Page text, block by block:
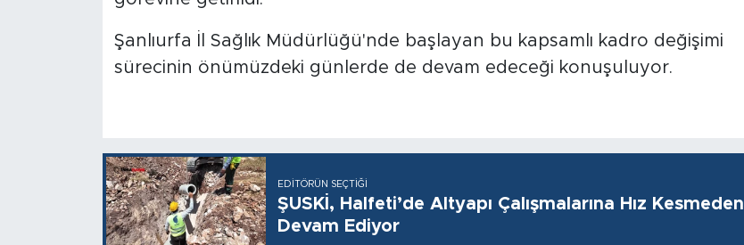
Şanlıurfa İl Sağlık Müdürlüğü'nde başlayan bu kapsamlı kadro değişimi
sürecinin önümüzdeki günlerde de devam edeceği konuşuluyor.
EDITÖRÜN SEÇTIĞI
ŞUSKİ, Halfeti’de Altyapı Çalışmalarına Hız Kesmeden
Devam Ediyor